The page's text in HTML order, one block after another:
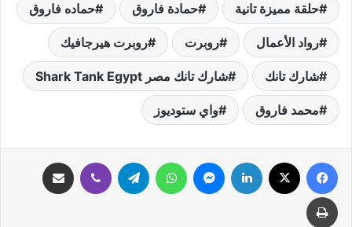
حلقة مميزة تانية حمادة فاروق حماده فاروق
رواد الأعمال روبرت روبرت هيرجافيك
شارك تانك شارك تانك مصر Shark Tank Egypt
محمد فاروق واي ستوديوز
فيسبوك لينكدإن ماسنجر واتساب تيلقرام ڤايبر
طباعة